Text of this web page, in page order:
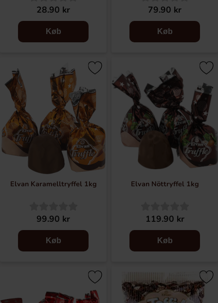
28.90 kr
Køb
79.90 kr
Køb
Elvan Karamelltryffel 1kg
99.90 kr
Køb
Elvan Nöttryffel 1kg
119.90 kr
Køb